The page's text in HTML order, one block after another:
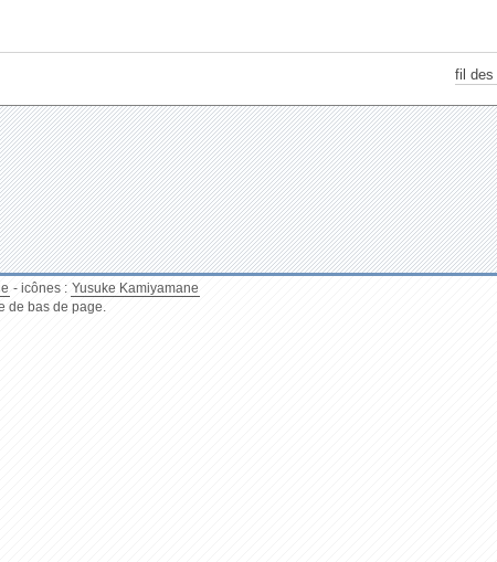
fil des
- icônes : Yusuke Kamiyamane
de bas de page.